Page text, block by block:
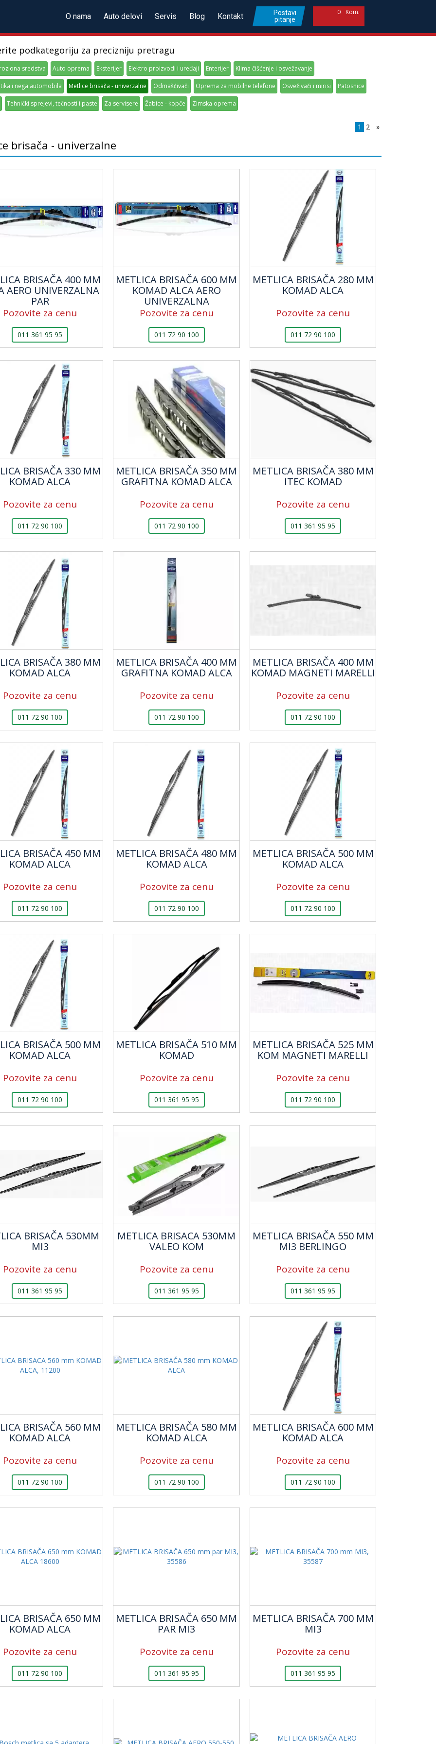
O nama Auto delovi Servis Blog Kontakt
Postavi
pitanje
0 Kom.
podkategoriju za precizniju pretragu
sredstva Auto oprema Eksterijer Elektro proizvodi i uređaji Enterijer Klima čišćenje i osvežavanje
i nega automobila Metlice brisača - univerzalne Odmašćivači Oprema za mobilne telefone Osveživači i mirisi Patosnice
Tehnički sprejevi, tečnosti i paste Za servisere Žabice - kopče Zimska oprema
1 2 »
brisača - univerzalne
BRISAČA 400 MM
AERO UNIVERZALNA
PAR
Pozovite za cenu
011 361 95 95
METLICA BRISAČA 600 MM
KOMAD ALCA AERO
UNIVERZALNA
Pozovite za cenu
011 72 90 100
METLICA BRISAČA 280 MM
KOMAD ALCA
Pozovite za cenu
011 72 90 100
BRISAČA 330 MM
KOMAD ALCA
Pozovite za cenu
011 72 90 100
METLICA BRISAČA 350 MM
GRAFITNA KOMAD ALCA
Pozovite za cenu
011 72 90 100
METLICA BRISAČA 380 MM
ITEC KOMAD
Pozovite za cenu
011 361 95 95
BRISAČA 380 MM
KOMAD ALCA
Pozovite za cenu
011 72 90 100
METLICA BRISAČA 400 MM
GRAFITNA KOMAD ALCA
Pozovite za cenu
011 72 90 100
METLICA BRISAČA 400 MM
KOMAD MAGNETI MARELLI
Pozovite za cenu
011 72 90 100
BRISAČA 450 MM
KOMAD ALCA
Pozovite za cenu
011 72 90 100
METLICA BRISAČA 480 MM
KOMAD ALCA
Pozovite za cenu
011 72 90 100
METLICA BRISAČA 500 MM
KOMAD ALCA
Pozovite za cenu
011 72 90 100
BRISAČA 500 MM
KOMAD ALCA
Pozovite za cenu
011 72 90 100
METLICA BRISAČA 510 MM
KOMAD
Pozovite za cenu
011 361 95 95
METLICA BRISAČA 525 MM
KOM MAGNETI MARELLI
Pozovite za cenu
011 72 90 100
BRISAČA 530MM
MI3
Pozovite za cenu
011 361 95 95
METLICA BRISACA 530MM
VALEO KOM
Pozovite za cenu
011 361 95 95
METLICA BRISAČA 550 MM
MI3 BERLINGO
Pozovite za cenu
011 361 95 95
BRISAČA 560 MM
KOMAD ALCA
Pozovite za cenu
011 72 90 100
METLICA BRISAČA 580 MM
KOMAD ALCA
Pozovite za cenu
011 72 90 100
METLICA BRISAČA 600 MM
KOMAD ALCA
Pozovite za cenu
011 72 90 100
BRISAČA 650 MM
KOMAD ALCA
Pozovite za cenu
011 72 90 100
METLICA BRISAČA 650 MM
PAR MI3
Pozovite za cenu
011 361 95 95
METLICA BRISAČA 700 MM
MI3
Pozovite za cenu
011 361 95 95